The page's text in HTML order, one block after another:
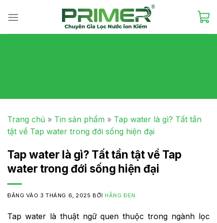
Trang chủ » Tin sản phẩm » Tap water là gì? Tất tần
tật về Tap water trong đới sống hiện đại
Tap water là gì? Tất tần tật về Tap
water trong đới sống hiện đại
ĐĂNG VÀO 3 THÁNG 6, 2025 BỞI HẰNG ĐEN
Tap water là thuật ngữ quen thuộc trong ngành lọc